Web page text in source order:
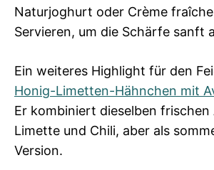
Naturjoghurt oder Crème
Servieren, um die Schärfe sanft
Ein weiteres Highlight für den
Honig-Limetten-Hähnchen mit
Er kombiniert dieselben frischen
Limette und Chili, aber als
Version.